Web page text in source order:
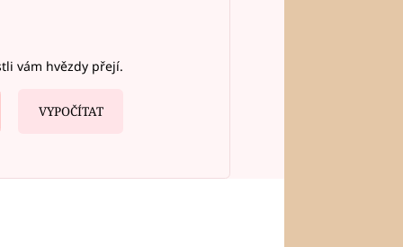
vám hvězdy přejí.
VYPOČÍTAT